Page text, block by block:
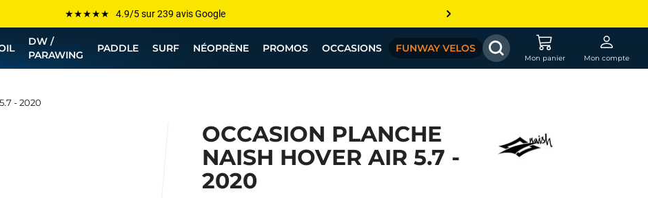
Les plus grandes marques sont chez Funway
Jusqu’à -75% de remise sur le windsurf, wingfoil, etc...
💰 Meilleur prix garanti — Moins cher ailleurs ? On s’aligne !
DW /
PARAWING
PADDLE SURF NÉOPRÈNE PROMOS OCCASIONS FUNWAY VELOS
Mon panier Mon compte
- 2020
OCCASION PLANCHE
NAISH HOVER AIR 5.7 -
2020